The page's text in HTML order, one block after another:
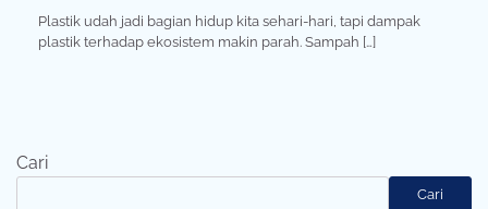
Plastik udah jadi bagian hidup kita sehari-hari, tapi dampak
plastik terhadap ekosistem makin parah. Sampah […]
Cari
Cari